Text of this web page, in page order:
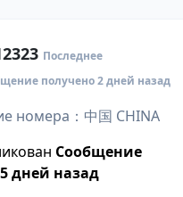
Последнее
получено 2 дней назад
номера：中国 CHINA
Сообщение
дней назад